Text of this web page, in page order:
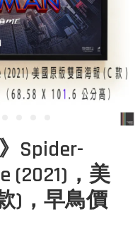
Spider-
(2021)，美
)，早鳥價